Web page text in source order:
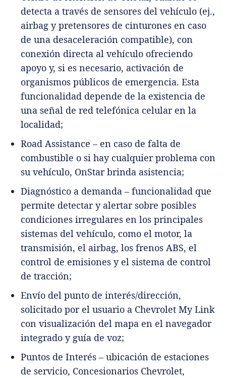
detecta a través de sensores del vehículo (ej.,
airbag y pretensores de cinturones en caso
de una desaceleración compatible), con
conexión directa al vehículo ofreciendo
apoyo y, si es necesario, activación de
organismos públicos de emergencia. Esta
funcionalidad depende de la existencia de
una señal de red telefónica celular en la
localidad;
Road Assistance – en caso de falta de
combustible o si hay cualquier problema con
su vehículo, OnStar brinda asistencia;
Diagnóstico a demanda – funcionalidad que
permite detectar y alertar sobre posibles
condiciones irregulares en los principales
sistemas del vehículo, como el motor, la
transmisión, el airbag, los frenos ABS, el
control de emisiones y el sistema de control
de tracción;
Envío del punto de interés/dirección,
solicitado por el usuario a Chevrolet My Link
con visualización del mapa en el navegador
integrado y guía de voz;
Puntos de Interés – ubicación de estaciones
de servicio, Concesionarios Chevrolet,